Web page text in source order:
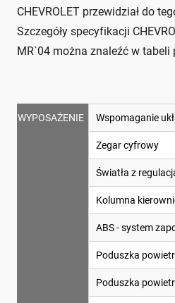
CHEVROLET przewidział do
Szczegóły specyfikacji
MR`04 można znaleźć w tabeli
WYPOSAŻENIE Wspomaganie
Zegar cyfrowy
Światła z
Kolumna
ABS - system
Poduszka
Poduszka